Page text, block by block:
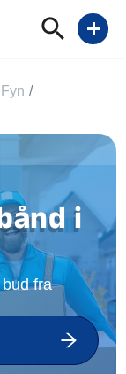
add
Fyn /
i
fra